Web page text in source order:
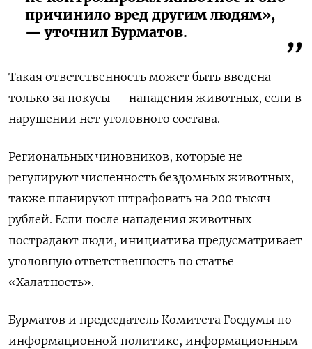
причинило вред другим людям»,
— уточнил Бурматов.
Такая ответственность может быть введена
только за покусы — нападения животных, если в
нарушении нет уголовного состава.
Региональных чиновников, которые не
регулируют численность бездомных животных,
также планируют штрафовать на 200 тысяч
рублей. Если после нападения животных
пострадают люди, инициатива предусматривает
уголовную ответственность по статье
«Халатность».
Бурматов и председатель Комитета Госдумы по
информационной политике, информационным